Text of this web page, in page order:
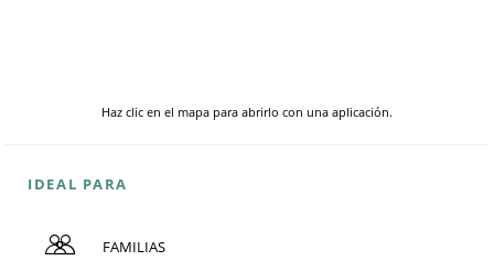
Haz clic en el mapa para abrirlo con una aplicación.
IDEAL PARA
FAMILIAS